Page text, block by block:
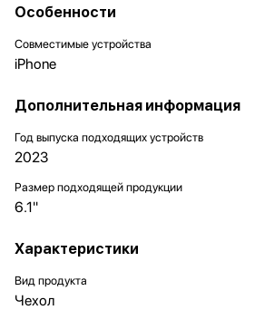
Особенности
Совместимые устройства
iPhone
Дополнительная информация
Год выпуска подходящих устройств
2023
Размер подходящей продукции
6.1"
Характеристики
Вид продукта
Чехол